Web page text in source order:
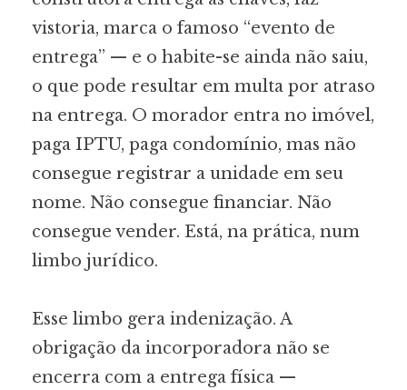
vistoria, marca o famoso “evento de
entrega” — e o habite-se ainda não saiu,
o que pode resultar em multa por atraso
na entrega. O morador entra no imóvel,
paga IPTU, paga condomínio, mas não
consegue registrar a unidade em seu
nome. Não consegue financiar. Não
consegue vender. Está, na prática, num
limbo jurídico.
Esse limbo gera indenização. A
obrigação da incorporadora não se
encerra com a entrega física —